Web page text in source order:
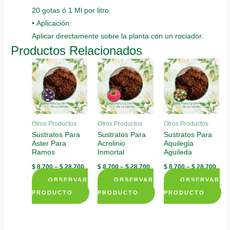
20 gotas ó 1 Ml por litro.
• Aplicación:
Aplicar directamente sobre la planta con un rociador.
Productos Relacionados
Otros Productos
Sustratos Para
Aster Para
Ramos
$ 8.700–$28.700
OBSERVAR
PRODUCTO
This
Otros Productos
Sustratos Para
Acrolinio
Inmortal
$ 8.700–$28.700
OBSERVAR
PRODUCTO
This
Otros Productos
Sustratos Para
Aquilegia
Aguileda
$8.700–$28.700
OBSERVAR
PRODUCTO
This